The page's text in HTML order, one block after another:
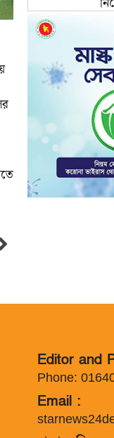
Editor and
Phone:
Email :